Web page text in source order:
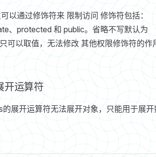
以通过修饰符来 限制访问 修饰符包括：
、protected 和 public。省略不写默认为
可以取值，无法修改 其他权限修饰符的作
开运算符
展开运算符无法展开对象，只能用于展开